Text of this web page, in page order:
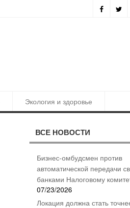
Экология и здоровье
ВСЕ НОВОСТИ
Бизнес-омбудсмен против
автоматической передачи
банками Налоговому
07/23/2026
Локация должна стать